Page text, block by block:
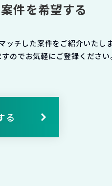
件を希望する
チした案件をご紹介いたしま
のでお気軽にご登録ください
る